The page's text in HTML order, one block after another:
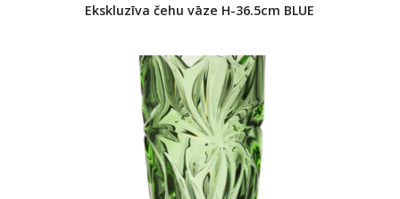
Ekskluzīva čehu vāze H-36.5cm BLUE